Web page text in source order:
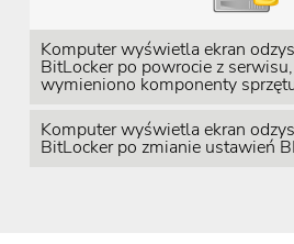
Komputer wyświetla ekran
BitLocker po powrocie z
wymieniono komponenty
Komputer wyświetla ekran
BitLocker po zmianie ustawień